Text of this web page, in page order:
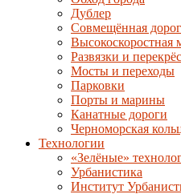
Дублер
Совмещённая
Высокоскоростная
Развязки и
Мосты и переходы
Парковки
Порты и марины
Канатные дороги
Черноморская
Технологии
«Зелёные»
Урбанистика
Институт